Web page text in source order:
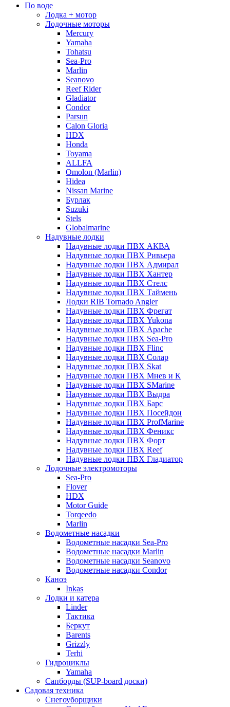
По воде
Лодка + мотор
Лодочные моторы
Mercury
Yamaha
Tohatsu
Sea-Pro
Marlin
Seanovo
Reef Rider
Gladiator
Condor
Parsun
Calon Gloria
HDX
Honda
Toyama
ALLFA
Omolon (Marlin)
Hidea
Nissan Marine
Бурлак
Suzuki
Stels
Globalmarine
Надувные лодки
Надувные лодки ПВХ АКВА
Надувные лодки ПВХ Ривьера
Надувные лодки ПВХ Адмирал
Надувные лодки ПВХ Хантер
Надувные лодки ПВХ Стелс
Надувные лодки ПВХ Таймень
Лодки RIB Tornado Angler
Надувные лодки ПВХ Фрегат
Надувные лодки ПВХ Yukona
Надувные лодки ПВХ Apache
Надувные лодки ПВХ Sea-Pro
Надувные лодки ПВХ Flinc
Надувные лодки ПВХ Солар
Надувные лодки ПВХ Skat
Надувные лодки ПВХ Мнев и К
Надувные лодки ПВХ SMarine
Надувные лодки ПВХ Выдра
Надувные лодки ПВХ Барс
Надувные лодки ПВХ Посейдон
Надувные лодки ПВХ ProfMarine
Надувные лодки ПВХ Феникс
Надувные лодки ПВХ Форт
Надувные лодки ПВХ Reef
Надувные лодки ПВХ Гладиатор
Лодочные электромоторы
Sea-Pro
Flover
HDX
Motor Guide
Torqeedo
Marlin
Водометные насадки
Водометные насадки Sea-Pro
Водометные насадки Marlin
Водометные насадки Seanovo
Водометные насадки Condor
Каноэ
Inkas
Лодки и катера
Linder
Тактика
Беркут
Barents
Grizzly
Terhi
Гидроциклы
Yamaha
Сапборды (SUP-board доски)
Садовая техника
Снегоуборщики